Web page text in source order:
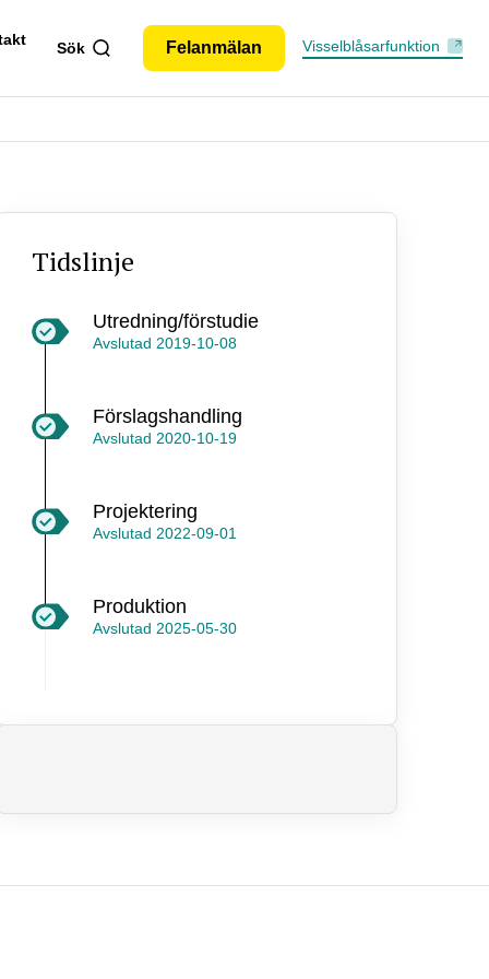
Sök Felanmälan Visselblåsarfunktion
Tidslinje
Utredning/förstudie
Avslutad 2019-10-08
Förslagshandling
Avslutad 2020-10-19
Projektering
Avslutad 2022-09-01
Produktion
Avslutad 2025-05-30